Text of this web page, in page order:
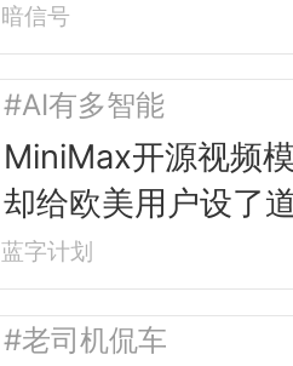
暗信号
#AI有多智能
MiniMax开源视频模
却给欧美用户设了
槛
蓝字计划
#老司机侃车